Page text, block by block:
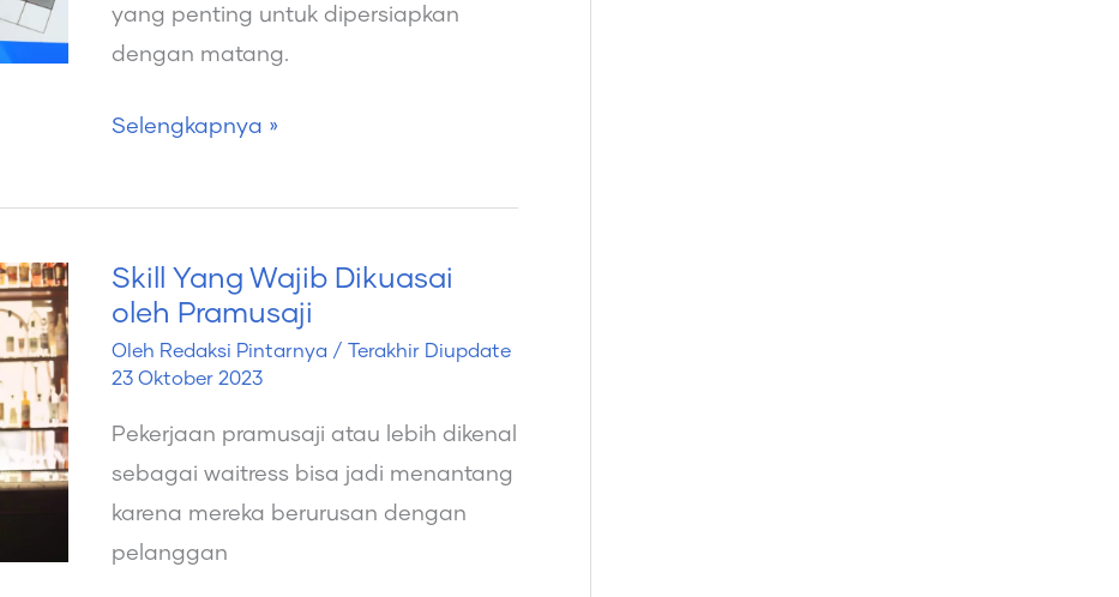
yang penting untuk dipersiapkan
dengan matang.
Diperhatikan
Selengkapnya »
Skill Yang Wajib Dikuasai
oleh Pramusaji
Oleh Redaksi Pintarnya / Terakhir Diupdate
23 Oktober 2023
Pekerjaan pramusaji atau lebih dikenal
sebagai waitress bisa jadi menantang
karena mereka berurusan dengan
pelanggan
Skill
Yang
Wajib
oleh
Pramusaji